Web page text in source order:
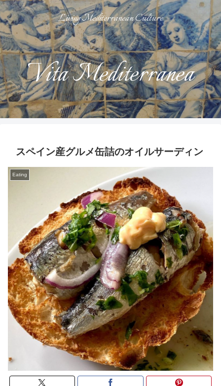
Living Mediterranean Culture
Vita Mediterranea
スペイン産グルメ缶詰のオイルサーディン
Eating